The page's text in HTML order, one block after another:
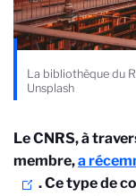
La bibliothèque du
Unsplash
Le CNRS, à
membre,a
. Ce type de